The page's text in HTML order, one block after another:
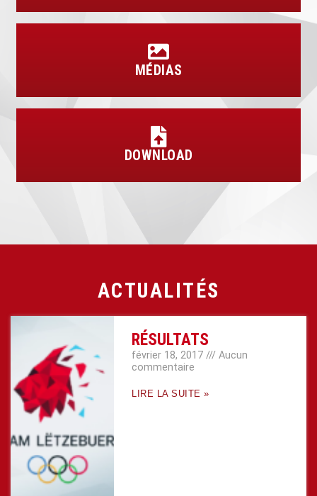
MÉDIAS
DOWNLOAD
ACTUALITÉS
RÉSULTATS
février 18, 2017
Aucun
commentaire
LIRE LA SUITE »